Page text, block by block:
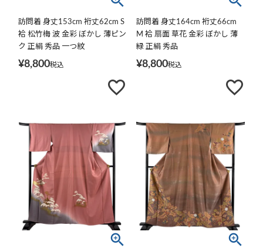
訪問着 身丈153cm 裄丈62cm S
袷 松竹梅 波 金彩 ぼかし 薄ピン
ク 正絹 秀品 一つ紋
¥8,800税込
訪問着 身丈164cm 裄丈66cm
M 袷 扇面 草花 金彩 ぼかし 薄
緑 正絹 秀品
¥8,800税込